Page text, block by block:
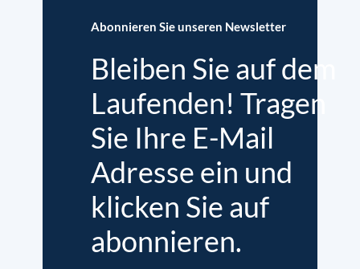
Abonnieren Sie unseren Newsletter
Bleiben Sie auf dem
Laufenden! Tragen
Sie Ihre E-Mail
Adresse ein und
klicken Sie auf
abonnieren.